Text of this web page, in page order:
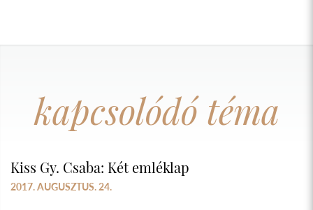
kapcsolódó téma
Kiss Gy. Csaba: Két emléklap
2017. AUGUSZTUS. 24.